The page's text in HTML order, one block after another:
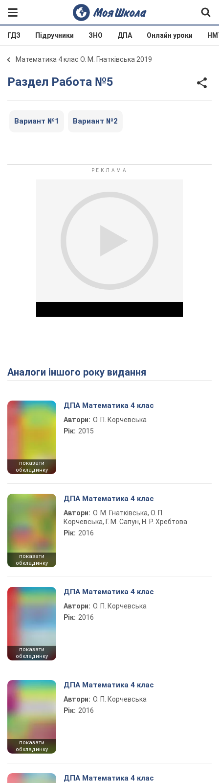
ГДЗ Підручники ЗНО ДПА Онлайн уроки
Математика 4 клас О. М. Гнатківська 2019
Раздел Работа №5
Вариант №1 Вариант №2
Play Video
Аналоги іншого року видання
показати
обкладинку
ДПА Математика 4 клас
Автори: О. П. Корчевська
Рік: 2015
показати
обкладинку
ДПА Математика 4 клас
Автори: О. М. Гнатківська, О. П.
Корчевська, Г. М. Сапун, Н. Р. Хребтова
Рік: 2016
показати
обкладинку
ДПА Математика 4 клас
Автори: О. П. Корчевська
Рік: 2016
показати
обкладинку
ДПА Математика 4 клас
Автори: О. П. Корчевська
Рік: 2016
ДПА Математика 4 клас